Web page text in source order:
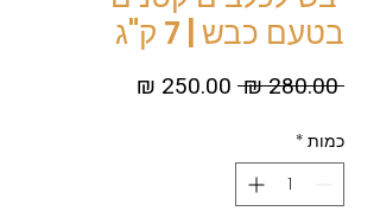
בטעם כבש | 7 ק"ג
‏280.00 ‏₪
מחיר
כמות *